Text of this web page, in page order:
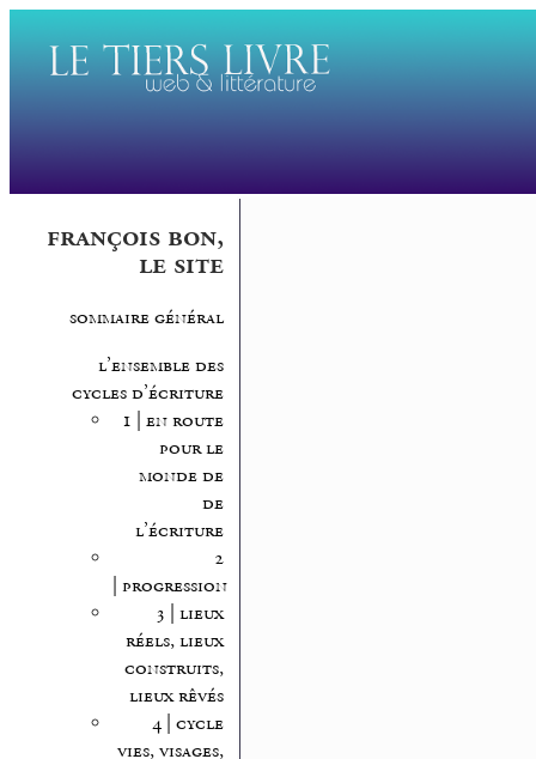
françois bon,
le site
sommaire général
l’ensemble des
cycles d’écriture
1 | en route
pour le
monde de
de
l’écriture
2
| progression
3 | lieux
réels, lieux
construits,
lieux rêvés
4 | cycle
vies, visages,